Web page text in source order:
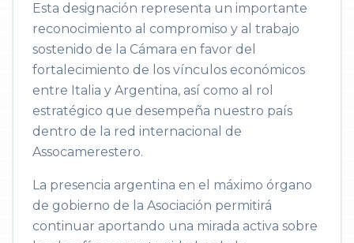
Esta designación representa un importante
reconocimiento al compromiso y al trabajo
sostenido de la Cámara en favor del
fortalecimiento de los vínculos económicos
entre Italia y Argentina, así como al rol
estratégico que desempeña nuestro país
dentro de la red internacional de
Assocamerestero.
La presencia argentina en el máximo órgano
de gobierno de la Asociación permitirá
continuar aportando una mirada activa sobre